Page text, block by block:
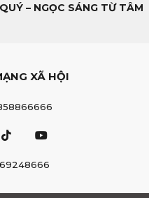
– NGỌC SÁNG TỪ TÂM
XÃ HỘI